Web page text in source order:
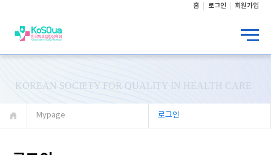
홈 로그인 회원가입
KOREAN SOCIETY FOR QUALITY IN HEALTH CARE
Mypage 로그인